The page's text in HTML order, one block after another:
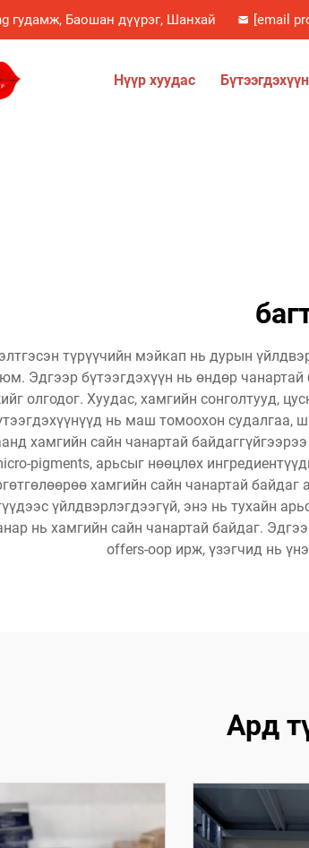
гудамж, Баошан дүүрэг, Шанхай [email
Нүүр хуудас Бүтээгдэхүүн
түрүүчийн мэйкап нь дурын
Эдгээр бүтээгдэхүүн нь өндөр
олгодог. Хуудас, хамгийн сонголтууд,
нь маш томоохон судалгаа,
хамгийн сайн чанартай
pigments, арьсыг нөөцлөх
хамгийн сайн чанартай
үйлдвэрлэгдээгүй, энэ нь тухайн
нь хамгийн сайн чанартай байдаг.
offers-оор ирж, үзэгчид нь
Ард